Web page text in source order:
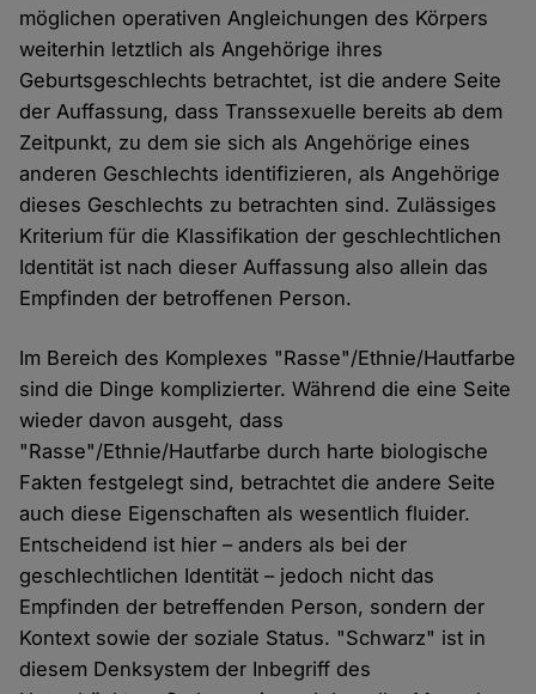
möglichen operativen Angleichungen des Körpers
weiterhin letztlich als Angehörige ihres
Geburtsgeschlechts betrachtet, ist die andere Seite
der Auffassung, dass Transsexuelle bereits ab dem
Zeitpunkt, zu dem sie sich als Angehörige eines
anderen Geschlechts identifizieren, als Angehörige
dieses Geschlechts zu betrachten sind. Zulässiges
Kriterium für die Klassifikation der geschlechtlichen
Identität ist nach dieser Auffassung also allein das
Empfinden der betroffenen Person.
Im Bereich des Komplexes "Rasse"/Ethnie/Hautfarbe
sind die Dinge komplizierter. Während die eine Seite
wieder davon ausgeht, dass
"Rasse"/Ethnie/Hautfarbe durch harte biologische
Fakten festgelegt sind, betrachtet die andere Seite
auch diese Eigenschaften als wesentlich fluider.
Entscheidend ist hier – anders als bei der
geschlechtlichen Identität – jedoch nicht das
Empfinden der betreffenden Person, sondern der
Kontext sowie der soziale Status. "Schwarz" ist in
diesem Denksystem der Inbegriff des